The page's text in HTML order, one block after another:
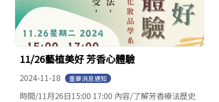
11/26藝植美好 芳香心體驗
2024-11-18 重要消息通知
時間/11月26日15:00 17:00 內容/了解芳香療法歷史